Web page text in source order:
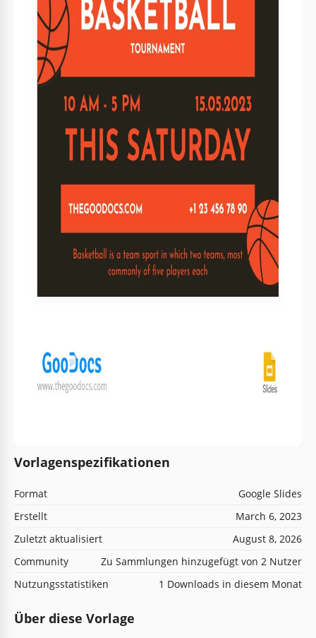
Vorlagenspezifikationen
Format
Google Slides
Erstellt
March 6, 2023
Zuletzt aktualisiert
August 8, 2026
Community
Zu Sammlungen hinzugefügt von 2 Nutzer
Nutzungsstatistiken
1 Downloads in diesem Monat
Über diese Vorlage